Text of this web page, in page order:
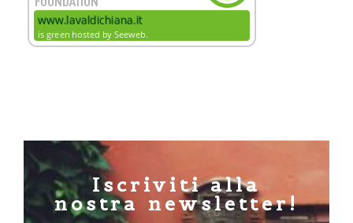
Iscriviti alla
nostra newsletter!